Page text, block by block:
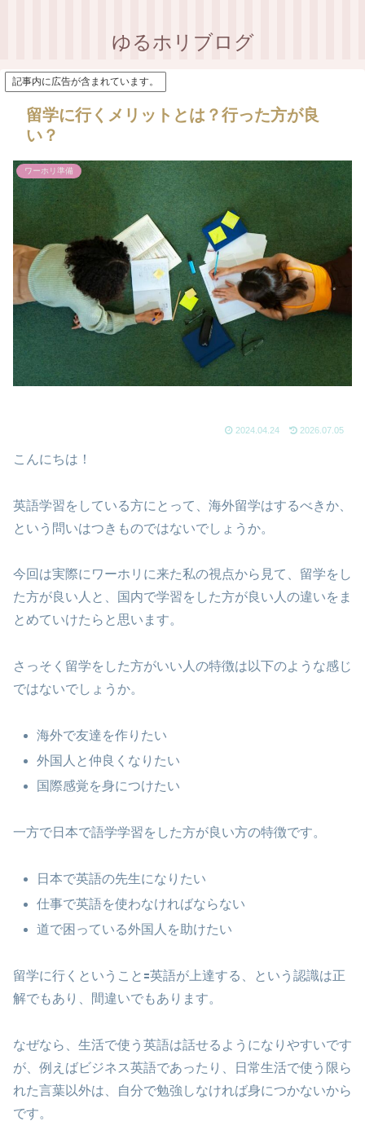
ゆるホリブログ
記事内に広告が含まれています。
留学に行くメリットとは？行った方が良
い？
ワーホリ準備
2024.04.24 2026.07.05
こんにちは！
英語学習をしている方にとって、海外留学はするべきか、
という問いはつきものではないでしょうか。
今回は実際にワーホリに来た私の視点から見て、留学をし
た方が良い人と、国内で学習をした方が良い人の違いをま
とめていけたらと思います。
さっそく留学をした方がいい人の特徴は以下のような感じ
ではないでしょうか。
海外で友達を作りたい
外国人と仲良くなりたい
国際感覚を身につけたい
一方で日本で語学学習をした方が良い方の特徴です。
日本で英語の先生になりたい
仕事で英語を使わなければならない
道で困っている外国人を助けたい
留学に行くということ🟰英語が上達する、という認識は正
解でもあり、間違いでもあります。
なぜなら、生活で使う英語は話せるようになりやすいです
が、例えばビジネス英語であったり、日常生活で使う限ら
れた言葉以外は、自分で勉強しなければ身につかないから
です。